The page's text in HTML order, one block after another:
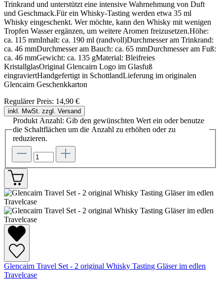
Trinkrand und unterstützt eine intensive Wahrnehmung von Duft
und Geschmack.Für ein Whisky-Tasting werden etwa 35 ml
Whisky eingeschenkt. Wer möchte, kann den Whisky mit wenigen
Tropfen Wasser ergänzen, um weitere Aromen freizusetzen.Höhe:
ca. 115 mmInhalt: ca. 190 ml (randvoll)Durchmesser am Trinkrand:
ca. 46 mmDurchmesser am Bauch: ca. 65 mmDurchmesser am Fuß:
ca. 46 mmGewicht: ca. 135 gMaterial: Bleifreies
KristallglasOriginal Glencairn Logo im Glasfuß
eingraviertHandgefertigt in SchottlandLieferung im originalen
Glencairn Geschenkkarton
Regulärer Preis: 14,90 €
inkl. MwSt. zzgl. Versand
Produkt Anzahl: Gib den gewünschten Wert ein oder benutze
die Schaltflächen um die Anzahl zu erhöhen oder zu
reduzieren.
Glencairn Travel Set - 2 original Whisky Tasting Gläser im edlen
Travelcase